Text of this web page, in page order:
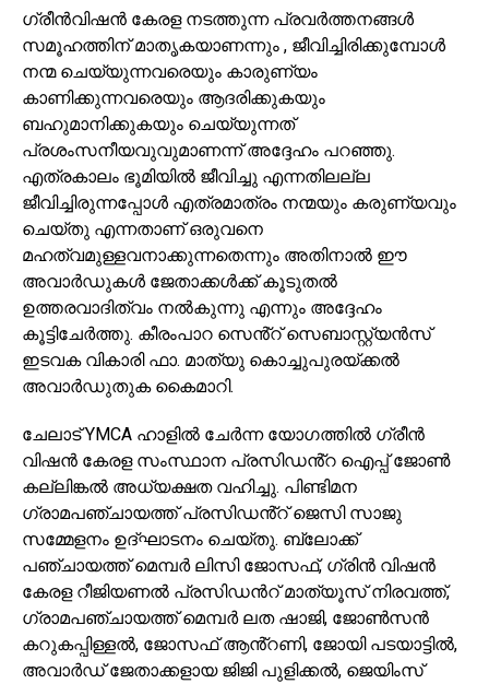
ഗ്രീൻവിഷൻ കേരള നടത്തുന്ന പ്രവർത്തനങ്ങൾ
സമൂഹത്തിന് മാതൃകയാണന്നും , ജീവിച്ചിരിക്കുമ്പോൾ
നന്മ ചെയ്യുന്നവരെയും കാരുണ്യം
കാണിക്കുന്നവരെയും ആദരിക്കുകയും
ബഹുമാനിക്കുകയും ചെയ്യുന്നത്
പ്രശംസനീയവുവുമാണന്ന് അദ്ദേഹം പറഞ്ഞു.
എത്രകാലം ഭൂമിയിൽ ജീവിച്ചു എന്നതിലല്ല
ജീവിച്ചിരുന്നപ്പോൾ എത്രമാത്രം നന്മയും കരുണ്യവും
ചെയ്തു എന്നതാണ് ഒരുവനെ
മഹത്വമുള്ളവനാക്കുന്നതെന്നും അതിനാൽ ഈ
അവാർഡുകൾ ജേതാക്കൾക്ക് കൂടുതൽ
ഉത്തരവാദിത്വം നൽകുന്നു എന്നും അദ്ദേഹം
കൂട്ടിചേർത്തു. കീരംപാറ സെൻ്റ് സെബാസ്റ്റ്യൻസ്
ഇടവക വികാരി ഫാ. മാത്യു കൊച്ചുപുരയ്ക്കൽ
അവാർഡുതുക കൈമാറി.
ചേലാട് YMCA ഹാളിൽ ചേർന്ന യോഗത്തിൽ ഗ്രീൻ
വിഷൻ കേരള സംസ്ഥാന പ്രസിഡൻ്റ ഐപ്പ് ജോൺ
കല്ലിങ്കൽ അധ്യക്ഷത വഹിച്ചു. പിണ്ടിമന
ഗ്രാമപഞ്ചായത്ത് പ്രസിഡൻ്റ് ജെസി സാജു
സമ്മേളനം ഉദ്ഘാടനം ചെയ്തു. ബ്ലോക്ക്
പഞ്ചായത്ത് മെമ്പർ ലിസി ജോസഫ്, ഗ്രിൻ വിഷൻ
കേരള റീജിയണൽ പ്രസിഡൻറ് മാത്യൂസ് നിരവത്ത്,
ഗ്രാമപഞ്ചായത്ത് മെമ്പർ ലത ഷാജി, ജോൺസൻ
കറുകപ്പിള്ളൽ, ജോസഫ് ആൻ്റണി, ജോയി പടയാട്ടിൽ,
അവാർഡ് ജേതാക്കളായ ജിജി പുളിക്കൽ, ജെയിംസ്